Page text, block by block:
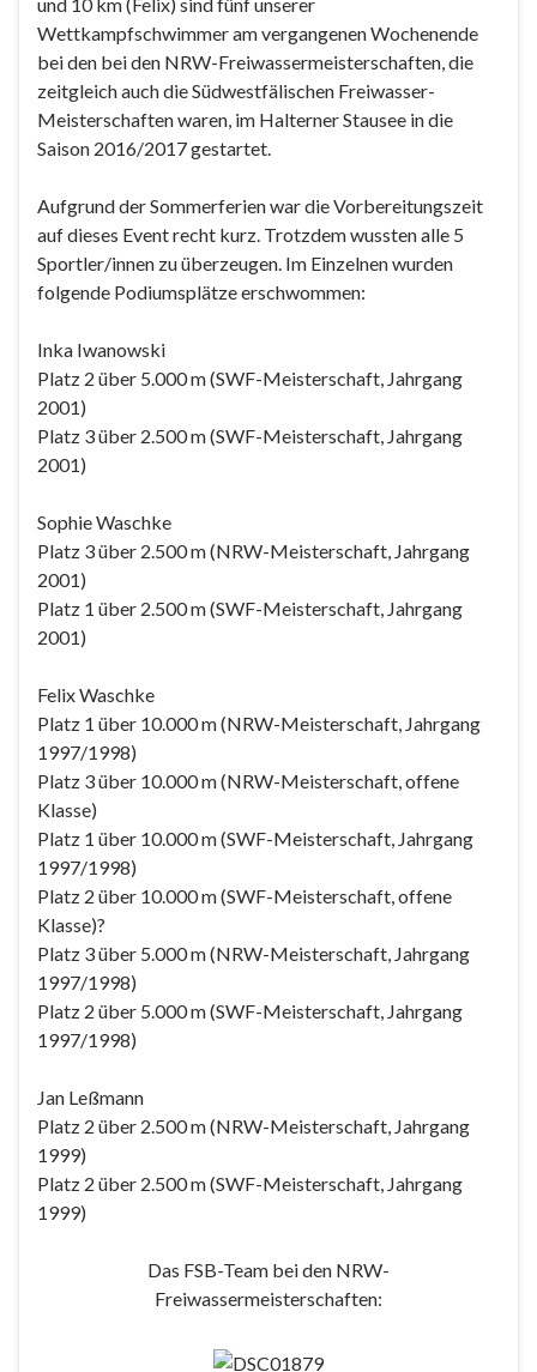
und 10 km (Felix) sind fünf unserer
Wettkampfschwimmer am vergangenen Wochenende
bei den bei den NRW-Freiwassermeisterschaften, die
zeitgleich auch die Südwestfälischen Freiwasser-
Meisterschaften waren, im Halterner Stausee in die
Saison 2016/2017 gestartet.
Aufgrund der Sommerferien war die Vorbereitungszeit
auf dieses Event recht kurz. Trotzdem wussten alle 5
Sportler/innen zu überzeugen. Im Einzelnen wurden
folgende Podiumsplätze erschwommen:
Inka Iwanowski
Platz 2 über 5.000 m (SWF-Meisterschaft, Jahrgang
2001)
Platz 3 über 2.500 m (SWF-Meisterschaft, Jahrgang
2001)
Sophie Waschke
Platz 3 über 2.500 m (NRW-Meisterschaft, Jahrgang
2001)
Platz 1 über 2.500 m (SWF-Meisterschaft, Jahrgang
2001)
Felix Waschke
Platz 1 über 10.000 m (NRW-Meisterschaft, Jahrgang
1997/1998)
Platz 3 über 10.000 m (NRW-Meisterschaft, offene
Klasse)
Platz 1 über 10.000 m (SWF-Meisterschaft, Jahrgang
1997/1998)
Platz 2 über 10.000 m (SWF-Meisterschaft, offene
Klasse)?
Platz 3 über 5.000 m (NRW-Meisterschaft, Jahrgang
1997/1998)
Platz 2 über 5.000 m (SWF-Meisterschaft, Jahrgang
1997/1998)
Jan Leßmann
Platz 2 über 2.500 m (NRW-Meisterschaft, Jahrgang
1999)
Platz 2 über 2.500 m (SWF-Meisterschaft, Jahrgang
1999)
Das FSB-Team bei den NRW-
Freiwassermeisterschaften: